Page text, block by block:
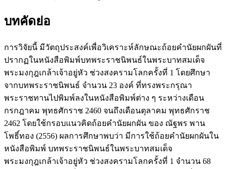
บทคัดย่อ
การวิจัยนี้ มีวัตถุประสงค์เพื่อวิเคราะห์ลักษณะถ้อยคำนัยผกผันที่
ปรากฏในหนังสือพิมพ์บทพระราชนิพนธ์ในพระบาทสมเด็จ
พระมงกุฎเกล้าเจ้าอยู่หัว ช่วงสงครามโลกครั้งที่ 1 โดยศึกษา
จากบทพระราชนิพนธ์ จำนวน 23 องค์ ที่ทรงพระกรุณา
พระราชทานไปพิมพ์ลงในหนังสือพิมพ์ต่าง ๆ ระหว่างเดือน
กรกฎาคม พุทธศักราช 2460 จนถึงเดือนตุลาคม พุทธศักราช
2462 โดยใช้กรอบแนวคิดถ้อยคำนัยผกผัน ของ ณัฐพร พาน
โพธิ์ทอง (2556) ผลการศึกษาพบว่า มีการใช้ถ้อยคำนัยผกผันใน
หนังสือพิมพ์ บทพระราชนิพนธ์ในพระบาทสมเด็จ
พระมงกุฎเกล้าเจ้าอยู่หัว ช่วงสงครามโลกครั้งที่ 1 จำนวน 68